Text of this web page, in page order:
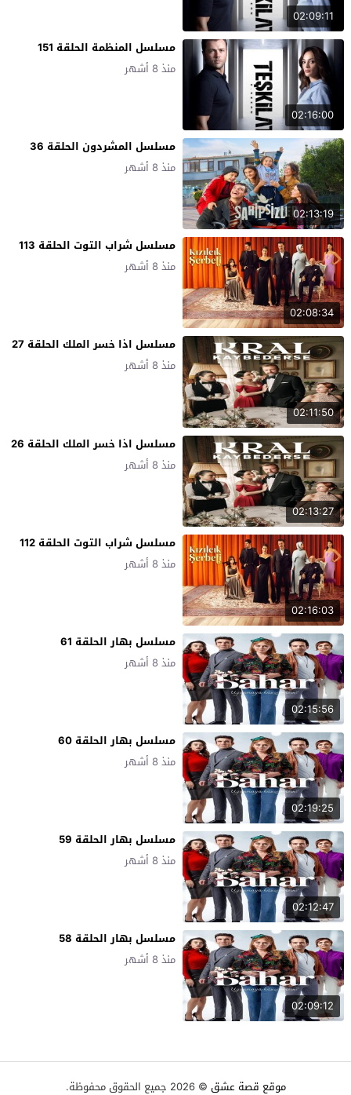
02:09:11
02:16:00
مسلسل المنظمة الحلقة 151
منذ 8 أشهر
02:13:19
مسلسل المشردون الحلقة 36
منذ 8 أشهر
02:08:34
مسلسل شراب التوت الحلقة 113
منذ 8 أشهر
02:11:50
مسلسل اذا خسر الملك الحلقة 27
منذ 8 أشهر
02:13:27
مسلسل اذا خسر الملك الحلقة 26
منذ 8 أشهر
02:16:03
مسلسل شراب التوت الحلقة 112
منذ 8 أشهر
02:15:56
مسلسل بهار الحلقة 61
منذ 8 أشهر
02:19:25
مسلسل بهار الحلقة 60
منذ 8 أشهر
02:12:47
مسلسل بهار الحلقة 59
منذ 8 أشهر
02:09:12
مسلسل بهار الحلقة 58
منذ 8 أشهر
موقع قصة عشق © 2026 جميع الحقوق محفوظة.